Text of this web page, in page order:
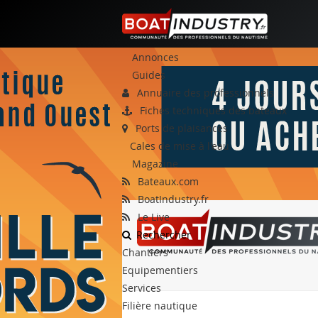
Annonces
Guides
Annuaire des professionnels
Fiches techniques des bateaux
Ports de plaisances
Cales de mise à l'eau
Magazine
Bateaux.com
BoatIndustry.fr
Le Live
Rechercher
Chantiers
Equipementiers
Services
Filière nautique